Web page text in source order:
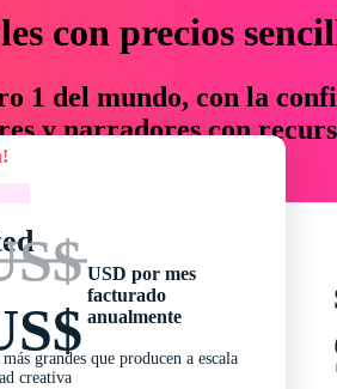
con precios
1 del mundo, con la
y narradores con
y presupuesto.
USD por mes
facturado
anualmente
grandes que producen a escala
creativa